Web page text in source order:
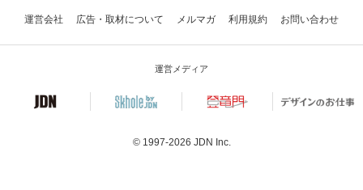
運営会社 広告・取材について メルマガ 利用規約 お問い合わせ
運営メディア
© 1997-2026 JDN Inc.